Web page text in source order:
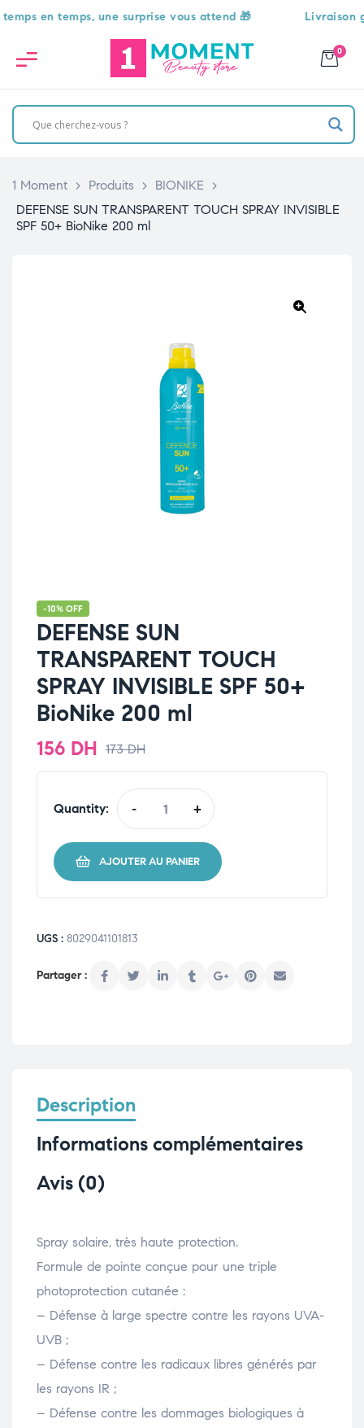
en temps, une surprise vous attend 🎁 Livraison
0
1 Moment > Produits > BIONIKE
>
DEFENSE SUN TRANSPARENT TOUCH SPRAY INVISIBLE
SPF 50+ BioNike 200 ml
-10% OFF
DEFENSE SUN
TRANSPARENT TOUCH
SPRAY INVISIBLE SPF 50+
BioNike 200 ml
173DH
156 DH
Quantity: - +
AJOUTER AU PANIER
UGS : 8029041101813
Description
Informations complémentaires
Avis (0)
Spray solaire, très haute protection.
Formule de pointe conçue pour une triple
photoprotection cutanée :
– Défense à large spectre contre les rayons UVA-
UVB ;
– Défense contre les radicaux libres générés par
les rayons IR ;
– Défense contre les dommages biologiques à